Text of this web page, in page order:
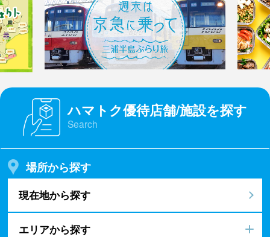
ハマトク優待店舗/施設を探す
Search
場所から探す
現在地から探す
エリアから探す